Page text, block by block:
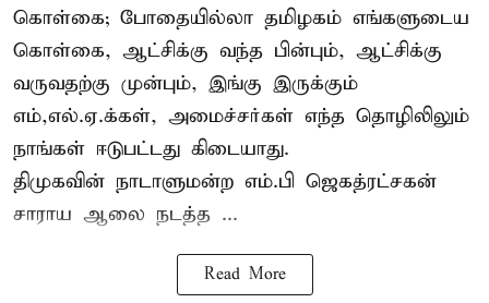
கொள்கை; போதையில்லா தமிழகம் எங்களுடைய
கொள்கை, ஆட்சிக்கு வந்த பின்பும், ஆட்சிக்கு
வருவதற்கு முன்பும், இங்கு இருக்கும்
எம்,எல்.ஏ.க்கள், அமைச்சர்கள் எந்த தொழிலிலும்
நாங்கள் ஈடுபட்டது கிடையாது.
திமுகவின் நாடாளுமன்ற எம்.பி ஜெகத்ரட்சகன்
சாராய ஆலை நடத்த ...
Read More